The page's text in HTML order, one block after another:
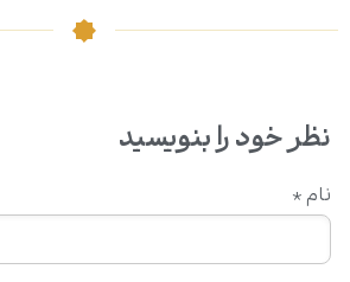
نظر خود را بنویسید
نام *